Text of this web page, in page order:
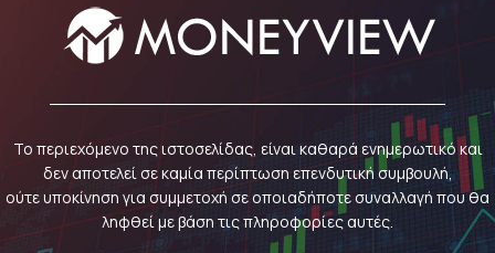
Το περιεχόμενο της ιστοσελίδας, είναι καθαρά ενημερωτικό και
δεν αποτελεί σε καμία περίπτωση επενδυτική συμβουλή,
ούτε υποκίνηση για συμμετοχή σε οποιαδήποτε συναλλαγή που θα
ληφθεί με βάση τις πληροφορίες αυτές.